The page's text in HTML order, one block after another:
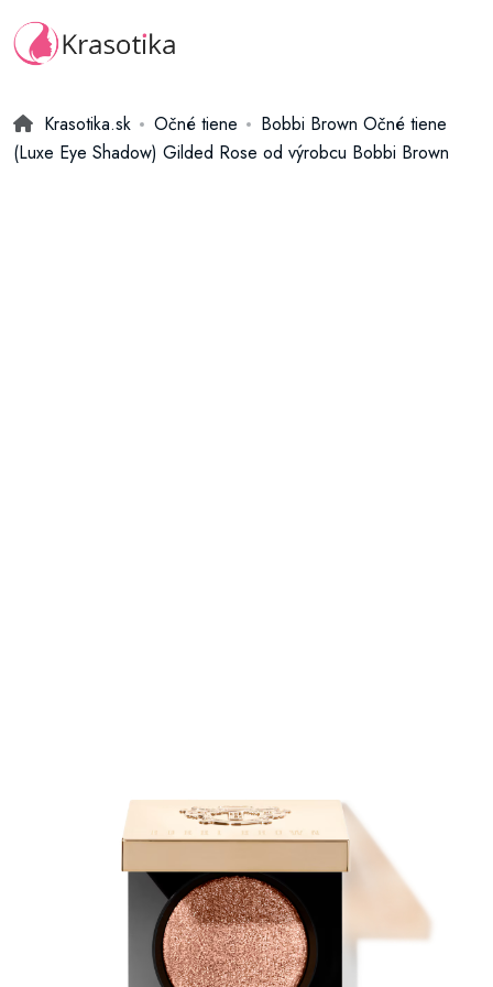
Krasotika.sk Očné tiene
Bobbi Brown Očné tiene
(Luxe Eye Shadow) Gilded Rose od výrobcu Bobbi Brown